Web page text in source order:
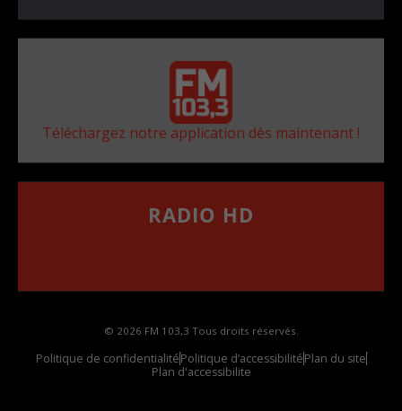
Téléchargez notre application dès maintenant !
RADIO HD
© 2026 FM 103,3 Tous droits réservés.
Politique de confidentialitéPolitique d’accessibilitéPlan du site
Plan d'accessibilite